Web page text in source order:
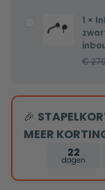
touch
greeps
bediening
Inbouw
zwart
één-
greeps
bediening
inclusief
inbouwdeel
1 ×
€
🎉
MEER
22
dagen